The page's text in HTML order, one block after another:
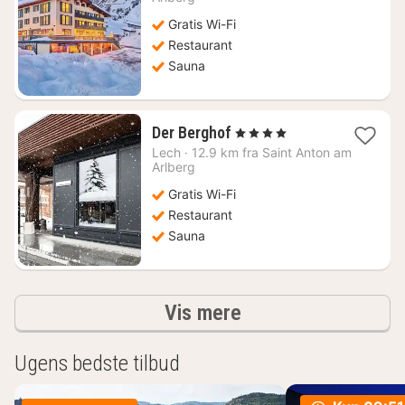
Gratis Wi-Fi
Restaurant
Sauna
Der Berghof 1
nat
kr.
, 4 Stjerner
Lech · 12.9 km fra Saint Anton am
Arlberg
Gratis Wi-Fi
Restaurant
Sauna
Vis mereresultater
Ugens bedste tilbud